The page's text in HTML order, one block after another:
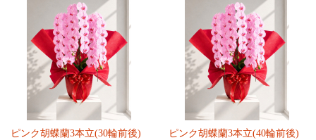
ピンク胡蝶蘭3本立(30輪前後)
ピンク胡蝶蘭3本立(40輪前後)